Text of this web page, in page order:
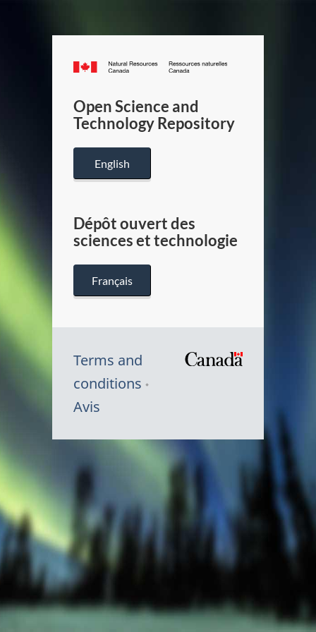
Canada.ca
/
Canada
Open Science and
Technology Repository
English
Dépôt ouvert des
sciences et technologie
Français
Terms and
conditions
Avis
Canada